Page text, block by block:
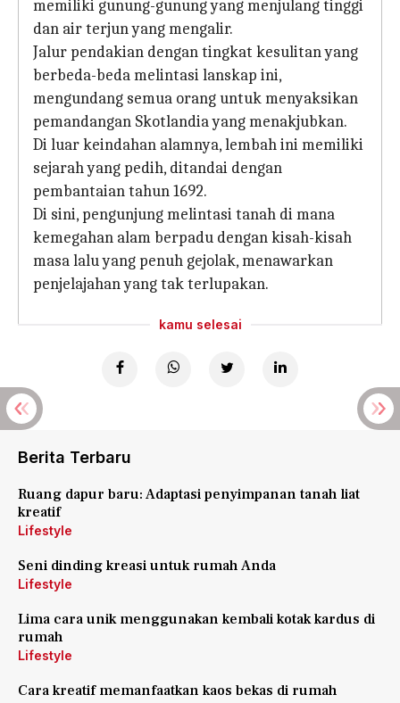
memiliki gunung-gunung yang menjulang tinggi
dan air terjun yang mengalir.
Jalur pendakian dengan tingkat kesulitan yang
berbeda-beda melintasi lanskap ini,
mengundang semua orang untuk menyaksikan
pemandangan Skotlandia yang menakjubkan.
Di luar keindahan alamnya, lembah ini memiliki
sejarah yang pedih, ditandai dengan
pembantaian tahun 1692.
Di sini, pengunjung melintasi tanah di mana
kemegahan alam berpadu dengan kisah-kisah
masa lalu yang penuh gejolak, menawarkan
penjelajahan yang tak terlupakan.
kamu selesai
Berita Terbaru
Ruang dapur baru: Adaptasi penyimpanan tanah liat
kreatif
Lifestyle
Seni dinding kreasi untuk rumah Anda
Lifestyle
Lima cara unik menggunakan kembali kotak kardus di
rumah
Lifestyle
Cara kreatif memanfaatkan kaos bekas di rumah